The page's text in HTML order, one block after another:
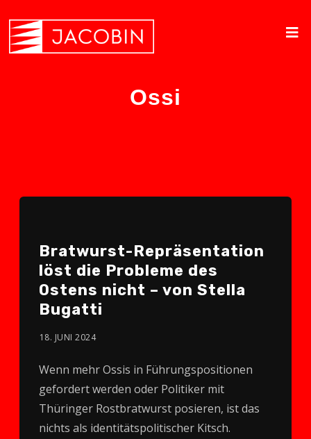
Ossi
Bratwurst-Repräsentation
löst die Probleme des
Ostens nicht – von Stella
Bugatti
18. JUNI 2024
Wenn mehr Ossis in Führungspositionen
gefordert werden oder Politiker mit
Thüringer Rostbratwurst posieren, ist das
nichts als identitätspolitischer Kitsch.